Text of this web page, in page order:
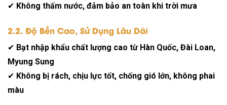
✔ Không thấm nước, đảm bảo an toàn khi trời mưa
2.2. Độ Bền Cao, Sử Dụng Lâu Dài
✔ Bạt nhập khẩu chất lượng cao từ Hàn Quốc, Đài Loan,
Myung Sung
✔ Không bị rách, chịu lực tốt, chống gió lớn, không phai
màu